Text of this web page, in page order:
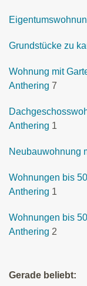
Grundstücke zu
Wohnung mit
Anthering 7
Anthering 1
Neubauwohnung
Wohnungen bis
Anthering 1
Wohnungen bis
Anthering 2
Gerade beliebt: